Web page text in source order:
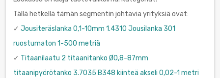
Tällä hetkellä tämän segmentin johtavia yrityksiä ovat:
✓ Jousiteräslanka 0,1-10mm 1.4310 Jousilanka 301
ruostumaton 1-500 metriä
✓ Titaanilaatu 2 titaanitanko Ø0,8-87mm
titaanipyörötanko 3.7035 B348 kiinteä akseli 0,02-1 metri